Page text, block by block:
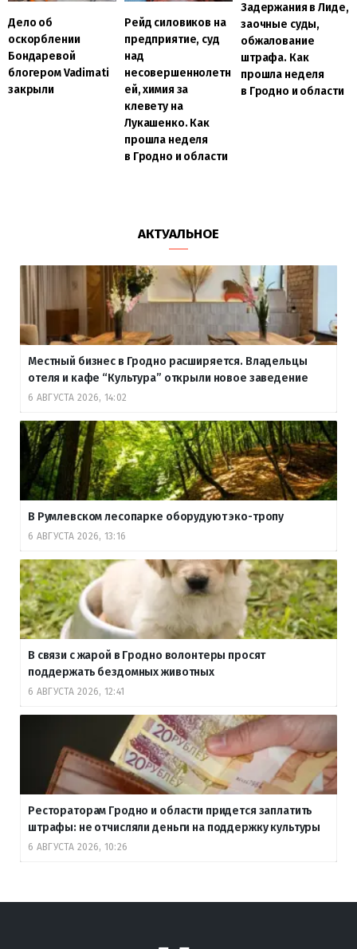
Дело об
оскорблении
Бондаревой
блогером Vadimati
закрыли
Рейд силовиков на
предприятие, суд
над
несовершеннолетн
ей, химия за
клевету на
Лукашенко. Как
прошла неделя
в Гродно и области
Задержания в Лиде,
заочные суды,
обжалование
штрафа. Как
прошла неделя
в Гродно и области
АКТУАЛЬНОЕ
Местный бизнес в Гродно расширяется. Владельцы
отеля и кафе “Культура” открыли новое заведение
6 АВГУСТА 2026, 14:02
В Румлевском лесопарке оборудуют эко-тропу
6 АВГУСТА 2026, 13:16
В связи с жарой в Гродно волонтеры просят
поддержать бездомных животных
6 АВГУСТА 2026, 12:41
Рестораторам Гродно и области придется заплатить
штрафы: не отчисляли деньги на поддержку культуры
6 АВГУСТА 2026, 10:26